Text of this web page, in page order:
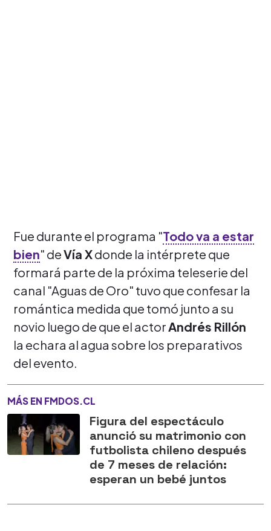
Fue durante el programa "Todo va a estar
bien" deVía Xdonde la intérprete que
formará parte de la próxima teleserie del
canal "Aguas de Oro" tuvo que confesar la
romántica medida que tomó junto a su
novio luego de que el actor Andrés Rillón
la echara al agua sobre los preparativos
del evento.
MÁS EN FMDOS.CL
Figura del espectáculo
anunció su matrimonio con
futbolista chileno después
de 7 meses de relación:
esperan un bebé juntos